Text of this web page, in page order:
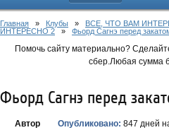
Форум
Главная » Клубы » ВСЕ, ЧТО ВАМ
ИНТЕРЕСНО 2 » Фьорд Сагнэ перед
Помочь сайту материально?
сбер.Любая сумма
Фьорд Сагнэ перед
Автор Опубликовано: 847 дней